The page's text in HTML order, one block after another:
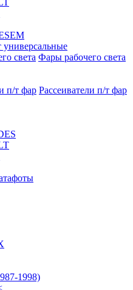
Фары рабочего света
Рассеиватели п/т фар
1998)